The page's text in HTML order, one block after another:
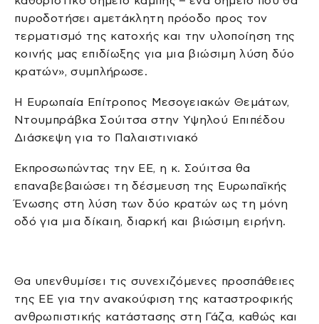
πυροδοτήσει αμετάκλητη πρόοδο προς τον
τερματισμό της κατοχής και την υλοποίηση της
κοινής μας επιδίωξης για μια βιώσιμη λύση δύο
κρατών», συμπλήρωσε.
Η Ευρωπαία Επίτροπος Μεσογειακών Θεμάτων,
Ντουμπράβκα Σούιτσα στην Υψηλού Επιπέδου
Διάσκεψη για το Παλαιστινιακό
Εκπροσωπώντας την ΕΕ, η κ. Σούιτσα θα
επαναβεβαιώσει τη δέσμευση της Ευρωπαϊκής
Ένωσης στη λύση των δύο κρατών ως τη μόνη
οδό για μια δίκαιη, διαρκή και βιώσιμη ειρήνη.
Θα υπενθυμίσει τις συνεχιζόμενες προσπάθειες
της ΕΕ για την ανακούφιση της καταστροφικής
ανθρωπιστικής κατάστασης στη Γάζα, καθώς και